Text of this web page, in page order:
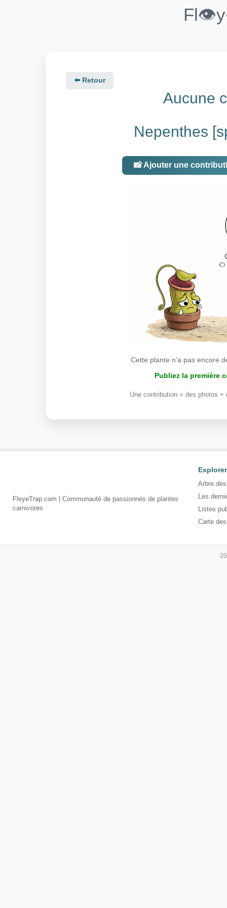
⬅️ Retour
Aucune
Nepenthes
📸 Ajouter une
Cette plante n’a pas encore
Publiez la première
Une contribution = des photos
FleyeTrap.com | Communauté de passionnés de plantes
carnivores
Explorer
Arbre
Les
Listes
Carte